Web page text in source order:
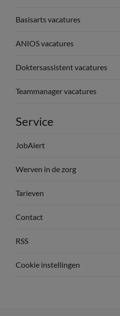
Basisarts vacatures
ANIOS vacatures
Doktersassistent vacatures
Teammanager vacatures
Service
JobAlert
Werven in de zorg
Tarieven
Contact
RSS
Cookie instellingen